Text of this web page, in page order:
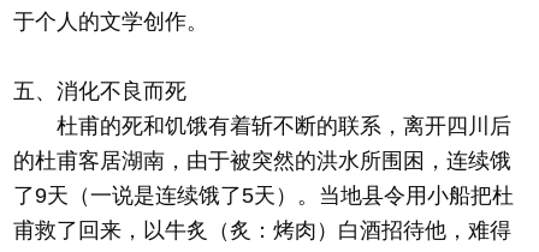
于个人的文学创作。
五、消化不良而死
杜甫的死和饥饿有着斩不断的联系，离开四川后
的杜甫客居湖南，由于被突然的洪水所围困，连续饿
了9天（一说是连续饿了5天）。当地县令用小船把杜
甫救了回来，以牛炙（炙：烤肉）白酒招待他，难得